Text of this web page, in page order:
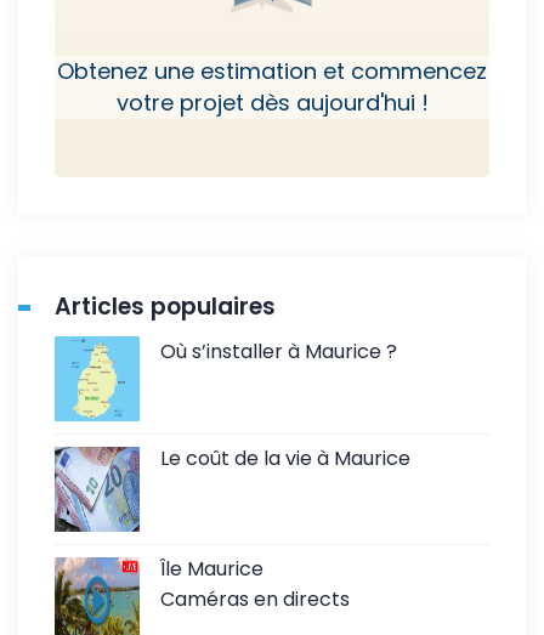
Obtenez une estimation et commencez
votre projet dès aujourd'hui !
Articles populaires
Où s’installer à Maurice ?
Le coût de la vie à Maurice
Île Maurice
Caméras en directs